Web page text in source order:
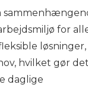
for
hvilket gør
daglige